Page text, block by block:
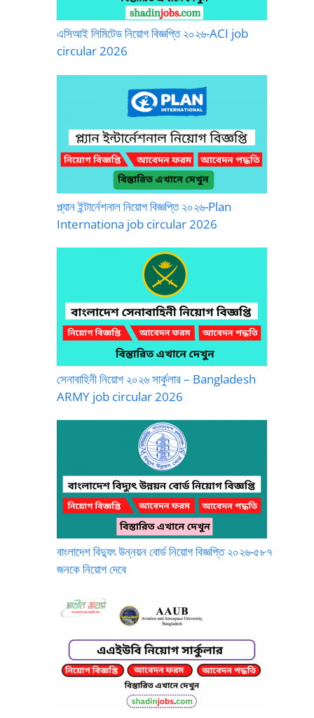
এসিআই লিমিটেড নিয়োগ বিজ্ঞপ্তি ২০২৬-ACI job
circular 2026
প্ল্যান ইন্টার্নেশনাল নিয়োগ বিজ্ঞপ্তি ২০২৬-Plan
Internationa job circular 2026
সেনাবাহিনী নিয়োগ ২০২৬ সার্কুলার – Bangladesh
ARMY job circular 2026
বাংলাদেশ বিদ্যুৎ উন্নয়ন বোর্ড নিয়োগ বিজ্ঞপ্তি ২০২৬-৫৮৭
জনকে নিয়োগ দেবে